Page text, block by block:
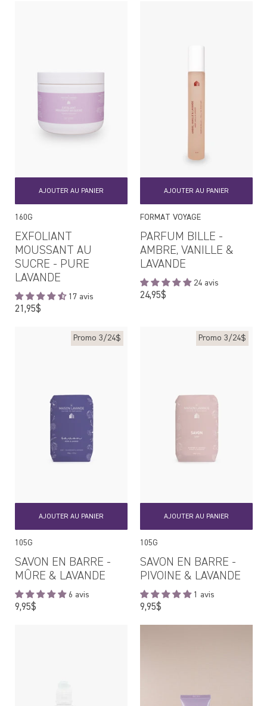
AJOUTER AU PANIER
160G
EXFOLIANT
MOUSSANT AU
SUCRE - PURE
LAVANDE
17 avis
21,95$Prix
AJOUTER AU PANIER
FORMAT VOYAGE
PARFUM BILLE -
AMBRE, VANILLE &
LAVANDE
24 avis
24,95$Prix
AJOUTER AU PANIER
Promo 3/24$
105G
SAVON EN BARRE -
MÛRE & LAVANDE
6 avis
9,95$Prix
AJOUTER AU PANIER
Promo 3/24$
105G
SAVON EN BARRE -
PIVOINE & LAVANDE
1 avis
9,95$Prix